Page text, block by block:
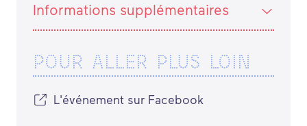
Informations supplémentaires
POUR ALLER PLUS LOIN
L'événement sur Facebook